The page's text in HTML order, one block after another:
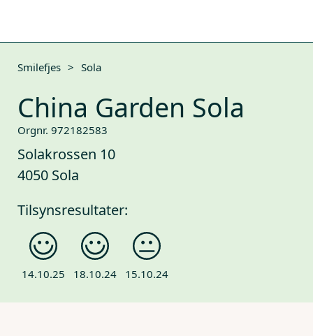
Smilefjes > Sola
China Garden Sola
Orgnr. 972182583
Solakrossen 10
4050 Sola
Tilsynsresultater:
14.10.25 18.10.24 15.10.24